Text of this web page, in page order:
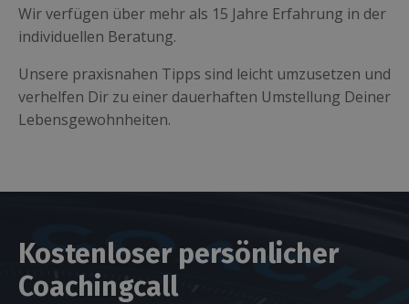
Wir verfügen über mehr als 15 Jahre Erfahrung in der
individuellen Beratung.
Unsere praxisnahen Tipps sind leicht umzusetzen und
verhelfen Dir zu einer dauerhaften Umstellung Deiner
Lebensgewohnheiten.
Kostenloser persönlicher
Coachingcall